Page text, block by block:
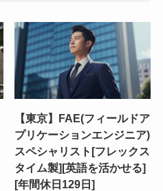
【東京】FAE(フィールドア
プリケーションエンジニア)
スペシャリスト[フレックス
タイム製][英語を活かせる]
[年間休日129日]